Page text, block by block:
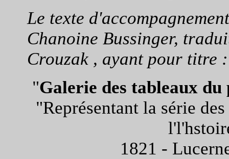
Le texte
Chanoine Bussinger,
Crouzak , ayant pour titre :
"Galerie des tableaux
"Représentant la série
1821 -